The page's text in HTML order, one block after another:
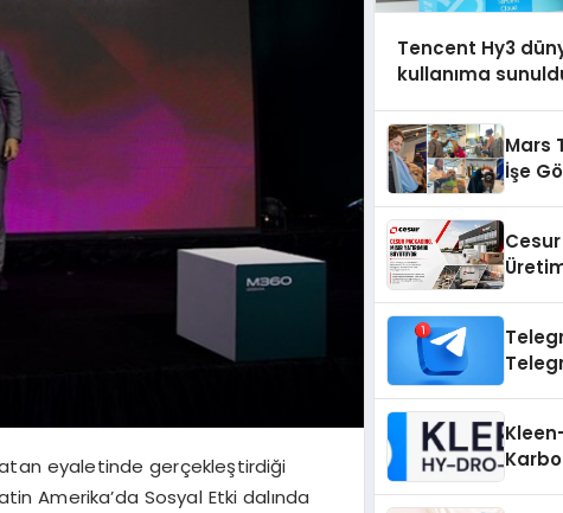
eyaletinde gerçekleştirdiği
Amerika’da Sosyal Etki dalında
Tencent Hy3
kullanıma
Mars
İşe